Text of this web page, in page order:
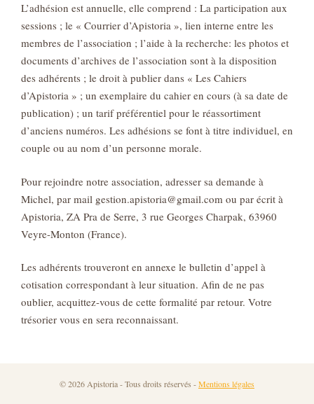
L’adhésion est annuelle, elle comprend : La participation aux
sessions ; le « Courrier d’Apistoria », lien interne entre les
membres de l’association ; l’aide à la recherche: les photos et
documents d’archives de l’association sont à la disposition
des adhérents ; le droit à publier dans « Les Cahiers
d’Apistoria » ; un exemplaire du cahier en cours (à sa date de
publication) ; un tarif préférentiel pour le réassortiment
d’anciens numéros. Les adhésions se font à titre individuel, en
couple ou au nom d’un personne morale.
Pour rejoindre notre association, adresser sa demande à
Michel, par mail gestion.apistoria@gmail.com ou par écrit à
Apistoria, ZA Pra de Serre, 3 rue Georges Charpak, 63960
Veyre-Monton (France).
Les adhérents trouveront en annexe le bulletin d’appel à
cotisation correspondant à leur situation. Afin de ne pas
oublier, acquittez-vous de cette formalité par retour. Votre
trésorier vous en sera reconnaissant.
© 2026 Apistoria - Tous droits réservés -Mentions légales